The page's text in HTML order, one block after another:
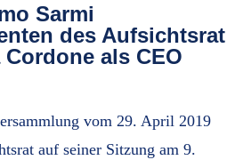
Sarmi
des Aufsichtsrat
als CEO
vom 29. April 2019
auf seiner Sitzung am 9.